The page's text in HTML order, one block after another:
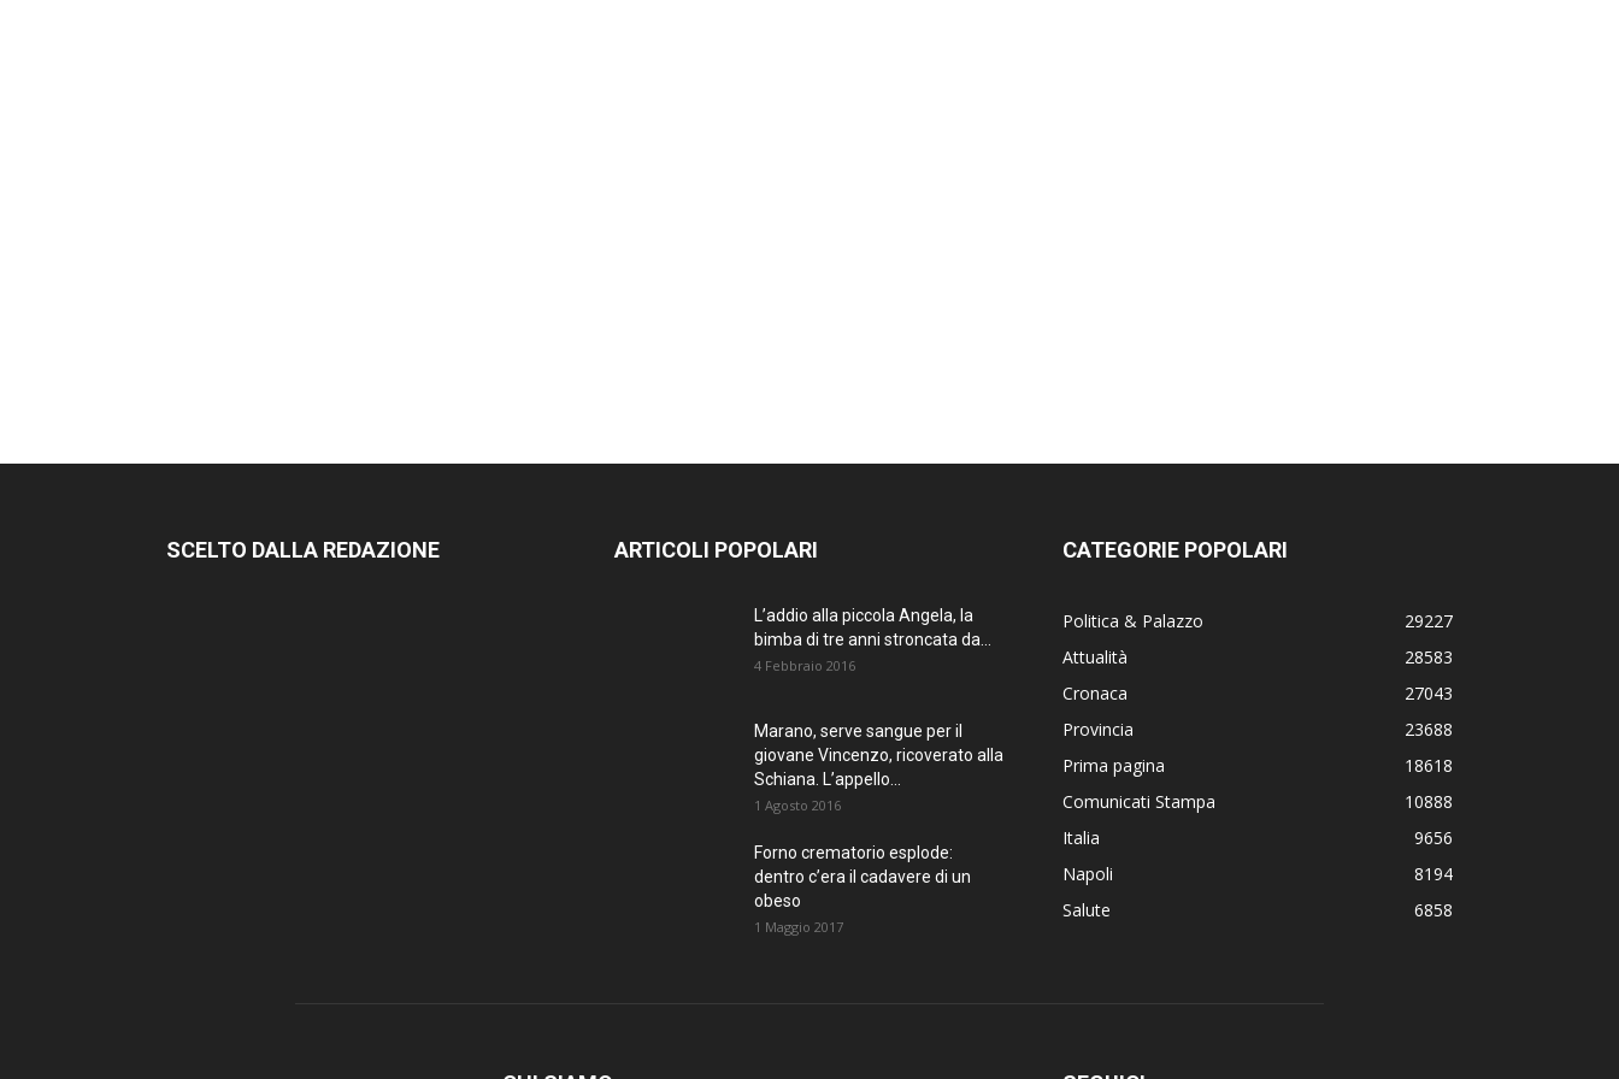
SCELTO DALLA REDAZIONE ARTICOLI POPOLARI
L’addio alla piccola Angela, la
bimba di tre anni stroncata da...
4 Febbraio 2016
Marano, serve sangue per il
giovane Vincenzo, ricoverato alla
Schiana. L’appello...
1 Agosto 2016
Forno crematorio esplode:
dentro c’era il cadavere di un
obeso
1 Maggio 2017
CATEGORIE POPOLARI
Politica & Palazzo
29227
Attualità
28583
Cronaca
27043
Provincia
23688
Prima pagina
18618
Comunicati Stampa
10888
Italia
9656
Napoli
8194
Salute
6858